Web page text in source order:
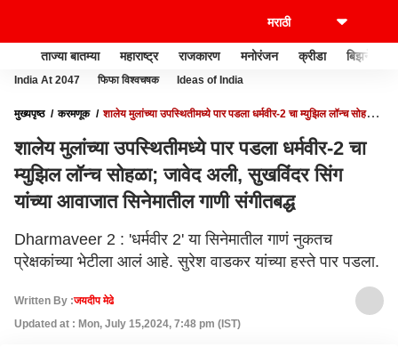
ताज्या बातम्या महाराष्ट्र राजकारण मनोरंजन क्रीडा बिझनेस
India At 2047 फिफा विश्वचषक Ideas of India
मुख्यपृष्ठ करमणूक
शालेय मुलांच्या उपस्थितीमध्ये पार पडला धर्मवीर-2 चा म्युझिल लॉन्च सोहळा;
शालेय मुलांच्या उपस्थितीमध्ये पार पडला धर्मवीर-2 चा
म्युझिल लॉन्च सोहळा; जावेद अली, सुखविंदर सिंग
यांच्या आवाजात सिनेमातील गाणी संगीतबद्ध
Dharmaveer 2 : 'धर्मवीर 2' या सिनेमातील गाणं नुकतच
प्रेक्षकांच्या भेटीला आलं आहे. सुरेश वाडकर यांच्या हस्ते पार पडला.
Written By :जयदीप मेढे
Updated at : Mon, July 15,2024, 7:48 pm (IST)